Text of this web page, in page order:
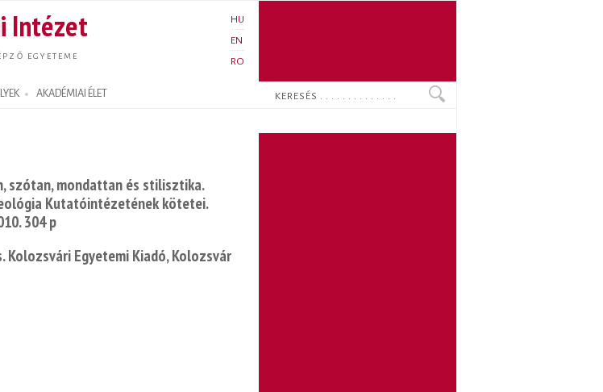
tartalomra
Intézet
EGYETEME
HU
EN
RO
AKADÉMIAI ÉLET Keresés
szótan, mondattan és stilisztika.
Kutatóintézetének kötetei.
304 p
Egyetemi Kiadó, Kolozsvár